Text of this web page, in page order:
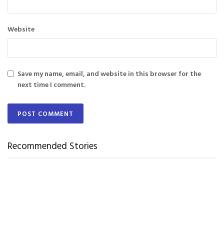
Website
Save my name, email, and website in this browser for the
next time I comment.
Recommended Stories